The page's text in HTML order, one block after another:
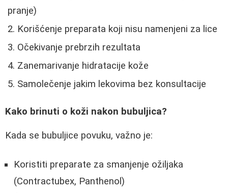
pranje)
Korišćenje preparata koji nisu namenjeni za lice
Očekivanje prebrzih rezultata
Zanemarivanje hidratacije kože
Samolečenje jakim lekovima bez konsultacije
Kako brinuti o koži nakon bubuljica?
Kada se bubuljice povuku, važno je:
Koristiti preparate za smanjenje ožiljaka
(Contractubex, Panthenol)